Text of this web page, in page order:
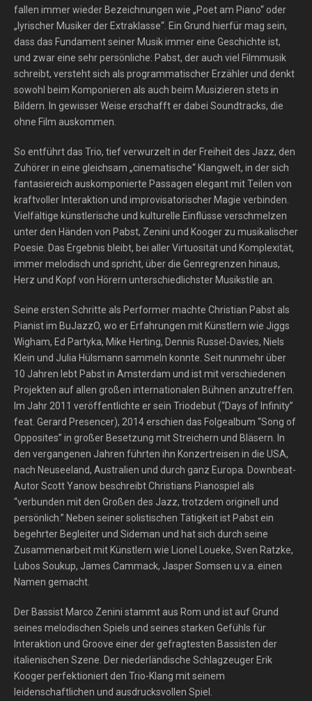
fallen immer wieder Bezeichnungen wie „Poet am Piano“ oder
„lyrischer Musiker der Extraklasse“. Ein Grund hierfür mag sein,
dass das Fundament seiner Musik immer eine Geschichte ist,
und zwar eine sehr persönliche: Pabst, der auch viel Filmmusik
schreibt, versteht sich als programmatischer Erzähler und denkt
sowohl beim Komponieren als auch beim Musizieren stets in
Bildern. In gewisser Weise erschafft er dabei Soundtracks, die
ohne Film auskommen.
So entführt das Trio, tief verwurzelt in der Freiheit des Jazz, den
Zuhörer in eine gleichsam „cinematische“ Klangwelt, in der sich
fantasiereich auskomponierte Passagen elegant mit Teilen von
kraftvoller Interaktion und improvisatorischer Magie verbinden.
Vielfältige künstlerische und kulturelle Einflüsse verschmelzen
unter den Händen von Pabst, Zenini und Kooger zu musikalischer
Poesie. Das Ergebnis bleibt, bei aller Virtuosität und Komplexität,
immer melodisch und spricht, über die Genregrenzen hinaus,
Herz und Kopf von Hörern unterschiedlichster Musikstile an.
Seine ersten Schritte als Performer machte Christian Pabst als
Pianist im BuJazzO, wo er Erfahrungen mit Künstlern wie Jiggs
Wigham, Ed Partyka, Mike Herting, Dennis Russel-Davies, Niels
Klein und Julia Hülsmann sammeln konnte. Seit nunmehr über
10 Jahren lebt Pabst in Amsterdam und ist mit verschiedenen
Projekten auf allen großen internationalen Bühnen anzutreffen.
Im Jahr 2011 veröffentlichte er sein Triodebut (“Days of Infinity”
feat. Gerard Presencer), 2014 erschien das Folgealbum “Song of
Opposites” in großer Besetzung mit Streichern und Bläsern. In
den vergangenen Jahren führten ihn Konzertreisen in die USA,
nach Neuseeland, Australien und durch ganz Europa. Downbeat-
Autor Scott Yanow beschreibt Christians Pianospiel als
“verbunden mit den Großen des Jazz, trotzdem originell und
persönlich.” Neben seiner solistischen Tätigkeit ist Pabst ein
begehrter Begleiter und Sideman und hat sich durch seine
Zusammenarbeit mit Künstlern wie Lionel Loueke, Sven Ratzke,
Lubos Soukup, James Cammack, Jasper Somsen u.v.a. einen
Namen gemacht.
Der Bassist Marco Zenini stammt aus Rom und ist auf Grund
seines melodischen Spiels und seines starken Gefühls für
Interaktion und Groove einer der gefragtesten Bassisten der
italienischen Szene. Der niederländische Schlagzeuger Erik
Kooger perfektioniert den Trio-Klang mit seinem
leidenschaftlichen und ausdrucksvollen Spiel.